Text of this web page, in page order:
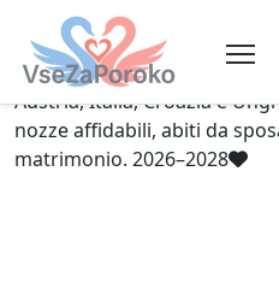
VseZaPoroko.net –
Plan Your Wedding in
DEHR HU
VseZaPoroko – portale
matrimoni locali e
Austria, Italia, Croazia e
nozze affidabili, abiti da
matrimonio. 2026–2028